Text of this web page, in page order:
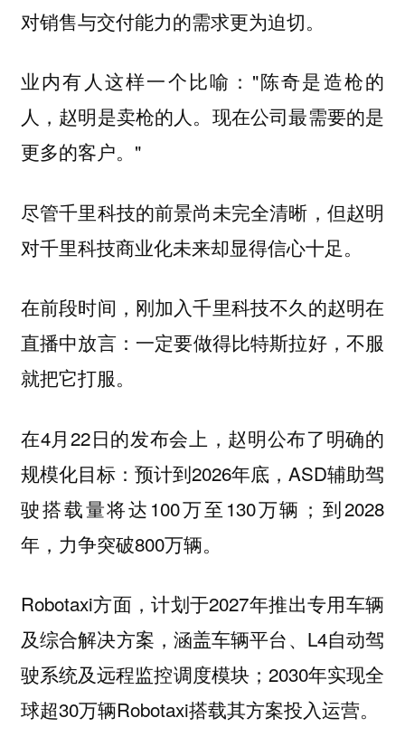
对销售与交付能力的需求更为迫切。
业内有人这样一个比喻："陈奇是造枪的
人，赵明是卖枪的人。现在公司最需要的是
更多的客户。"
尽管千里科技的前景尚未完全清晰，但赵明
对千里科技商业化未来却显得信心十足。
在前段时间，刚加入千里科技不久的赵明在
直播中放言： 一定要做得比特斯拉好，不服
就把它打服。
在4月22日的发布会上，赵明公布了明确的
规模化目标：预计到2026年底，ASD辅助驾
驶搭载量将达100万至130万辆；到2028
年，力争突破800万辆。
Robotaxi方面，计划于2027年推出专用车辆
及综合解决方案，涵盖车辆平台、L4自动驾
驶系统及远程监控调度模块；2030年实现全
球超30万辆Robotaxi搭载其方案投入运营。